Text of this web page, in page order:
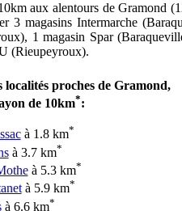
aux alentours de Gramond
3 magasins Intermarche
1 magasin Spar
(Rieupeyroux).
localités proches de Gramond,
de 10km*:
à 1.8 km*
à 3.7 km*
à 5.3 km*
à 5.9 km*
à 6.6 km*